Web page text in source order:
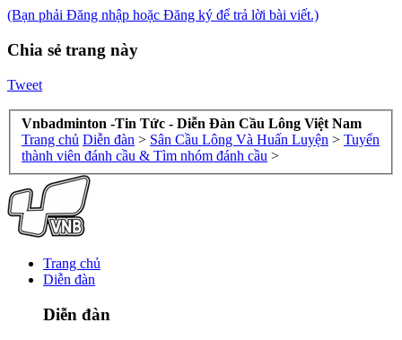
(Bạn phải Đăng nhập hoặc Đăng ký để trả lời bài viết.)
Chia sẻ trang này
Tweet
Vnbadminton -Tin Tức - Diễn Đàn Cầu Lông Việt Nam
Trang chủ Diễn đàn > Sân Cầu Lông Và Huấn Luyện > Tuyển
thành viên đánh cầu & Tìm nhóm đánh cầu >
Trang chủ
Diễn đàn
Diễn đàn